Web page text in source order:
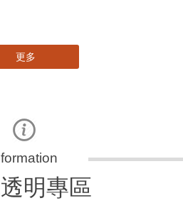
更多
明專區